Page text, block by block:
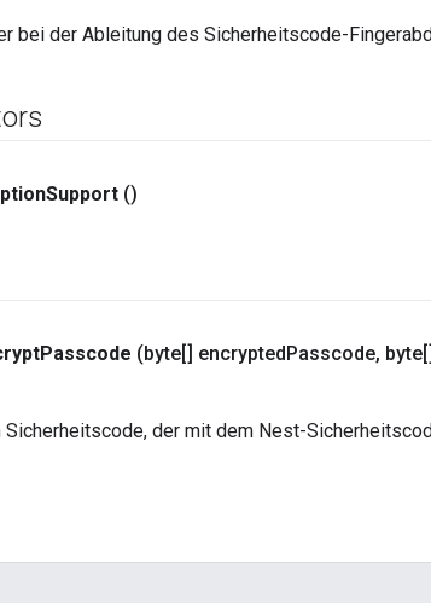
bei der Ableitung des Sicherheitscode-
Support ()
Passcode (byte[] encryptedPasscode,
Sicherheitscode, der mit dem Nest-